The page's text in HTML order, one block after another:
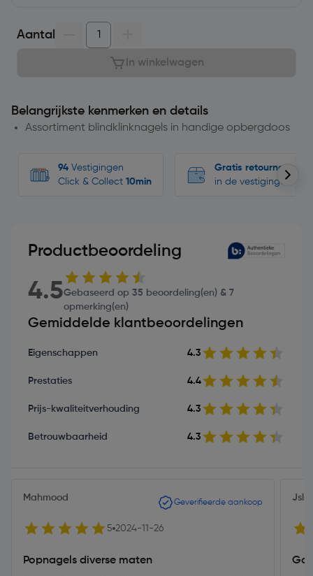
Aantal
In winkelwagen
Belangrijkste kenmerken en details
Assortiment blindklinknagels in handige opbergdoos
94 Vestigingen
Click & Collect 10min
Gratis retourneren
in de vestigingen
Productbeoordeling
4.5Gebaseerd op 35 beoordeling(en) & 7
opmerking(en)
Gemiddelde klantbeoordelingen
Eigenschappen 4.3
Prestaties 4.4
Prijs-kwaliteitverhouding 4.3
Betrouwbaarheid 4.3
Mahmood Geverifieerde aankoop
5 2024-11-26
Popnagels diverse maten
Jsls